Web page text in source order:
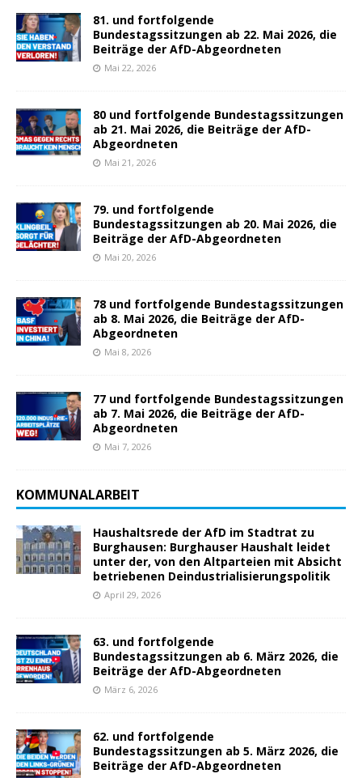
81. und fortfolgende
Bundestagssitzungen ab 22. Mai 2026, die
Beiträge der AfD-Abgeordneten
Mai 22, 2026
80 und fortfolgende Bundestagssitzungen
ab 21. Mai 2026, die Beiträge der AfD-
Abgeordneten
Mai 21, 2026
79. und fortfolgende
Bundestagssitzungen ab 20. Mai 2026, die
Beiträge der AfD-Abgeordneten
Mai 20, 2026
78 und fortfolgende Bundestagssitzungen
ab 8. Mai 2026, die Beiträge der AfD-
Abgeordneten
Mai 8, 2026
77 und fortfolgende Bundestagssitzungen
ab 7. Mai 2026, die Beiträge der AfD-
Abgeordneten
Mai 7, 2026
KOMMUNALARBEIT
Haushaltsrede der AfD im Stadtrat zu
Burghausen: Burghauser Haushalt leidet
unter der, von den Altparteien mit Absicht
betriebenen Deindustrialisierungspolitik
April 29, 2026
63. und fortfolgende
Bundestagssitzungen ab 6. März 2026, die
Beiträge der AfD-Abgeordneten
März 6, 2026
62. und fortfolgende
Bundestagssitzungen ab 5. März 2026, die
Beiträge der AfD-Abgeordneten